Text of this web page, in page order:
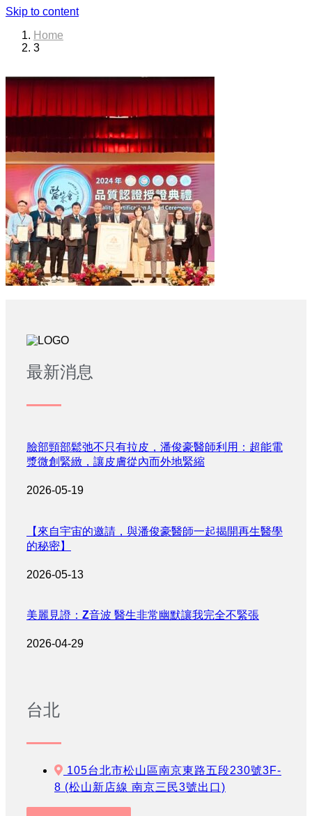
Skip to content
Home
3
最新消息
臉部頸部鬆弛不只有拉皮，潘俊豪醫師利用：超能電
漿微創緊緻，讓皮膚從內而外地緊縮
2026-05-19
【來自宇宙的邀請，與潘俊豪醫師一起揭開再生醫學
的秘密】
2026-05-13
美麗見證：Z音波 醫生非常幽默讓我完全不緊張
2026-04-29
台北
105台北市松山區南京東路五段230號3F-
8 (松山新店線 南京三民3號出口)